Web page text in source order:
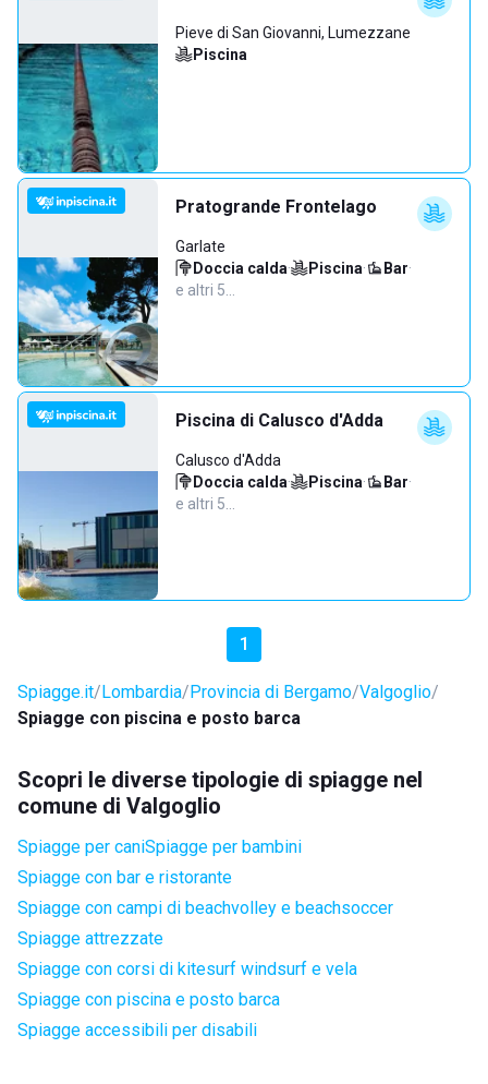
Pieve di San Giovanni, Lumezzane
Piscina
Pratogrande Frontelago
Garlate
Doccia calda· Piscina· Bar·
e altri 5…
Piscina di Calusco d'Adda
Calusco d'Adda
Doccia calda· Piscina· Bar·
e altri 5…
1
Spiagge.it Lombardia Provincia di Bergamo Valgoglio
Spiagge con piscina e posto barca
Scopri le diverse tipologie di spiagge nel
comune di Valgoglio
Spiagge per caniSpiagge per bambini
Spiagge con bar e ristorante
Spiagge con campi di beachvolley e beachsoccer
Spiagge attrezzate
Spiagge con corsi di kitesurf windsurf e vela
Spiagge con piscina e posto barca
Spiagge accessibili per disabili